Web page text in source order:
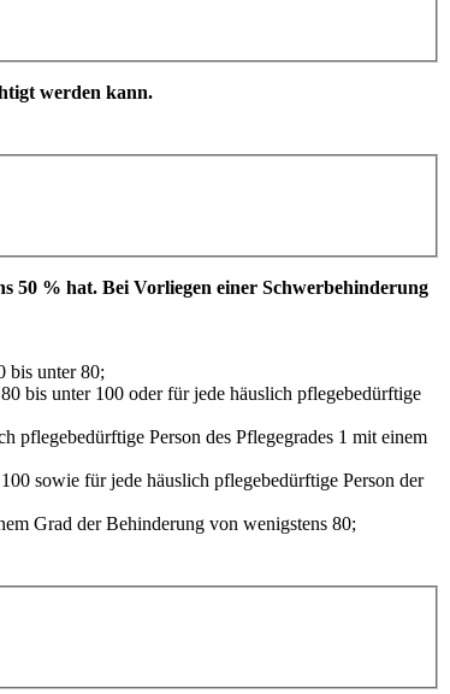
werden kann.
50 % hat. Bei Vorliegen einer Schwerbehinderung
bis unter 80;
bis unter 100 oder für jede häuslich pflegebedürftige
pflegebedürftige Person des Pflegegrades 1 mit einem
sowie für jede häuslich pflegebedürftige Person der
Grad der Behinderung von wenigstens 80;